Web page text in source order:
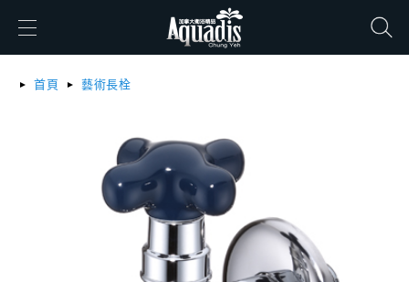
首頁 藝術長栓